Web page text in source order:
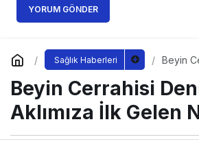
YORUM GÖNDER
Sağlık Haberleri
Beyin
Beyin Cerrahisi
Aklımıza İlk Gelen